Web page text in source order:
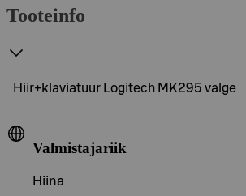
Tooteinfo
Hiir+klaviatuur Logitech MK295 valge
Valmistajariik
Hiina